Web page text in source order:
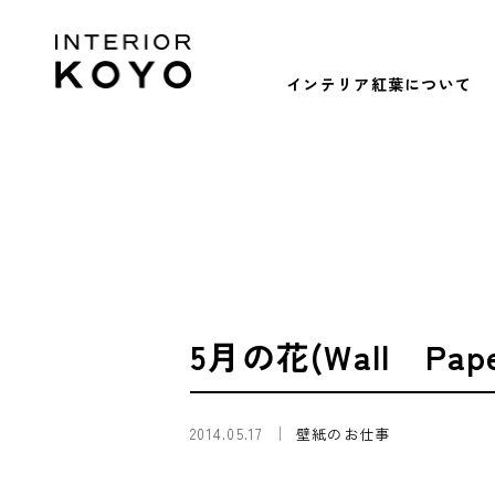
インテリア紅葉について
5月の花(Wall
2014.05.17 壁紙のお仕事